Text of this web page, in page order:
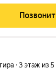
мини-
колонка на
3 этаж из 5